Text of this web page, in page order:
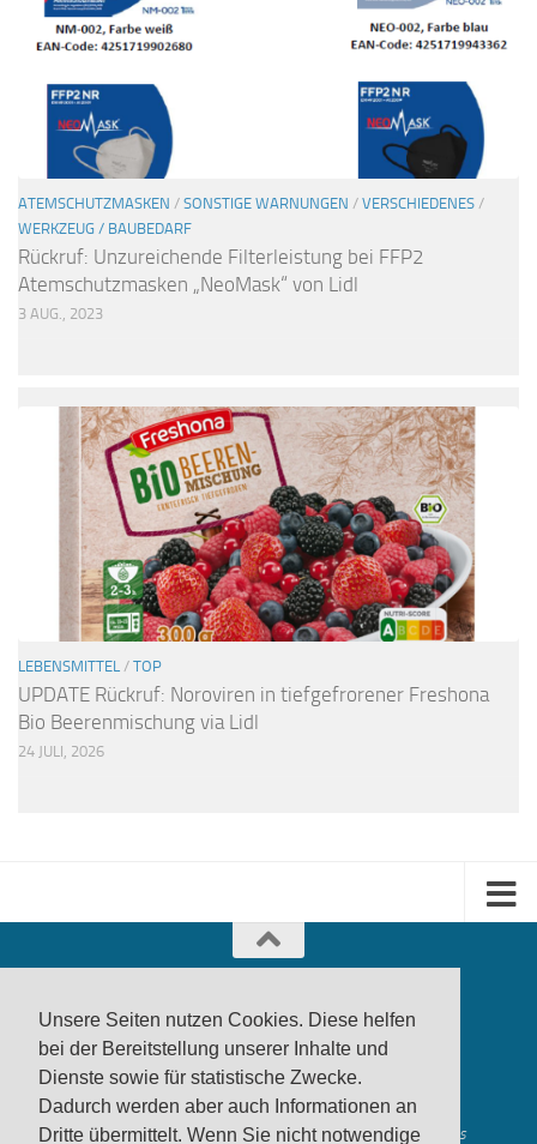
Unsere Seiten nutzen Cookies. Diese helfen
bei der Bereitstellung unserer Inhalte und
Dienste sowie für statistische Zwecke.
Dadurch werden aber auch Informationen an
Dritte übermittelt. Wenn Sie nicht notwendige
ATEMSCHUTZMASKEN / SONSTIGE WARNUNGEN / VERSCHIEDENES /
WERKZEUG / BAUBEDARF
Rückruf: Unzureichende Filterleistung bei FFP2
Atemschutzmasken „NeoMask“ von Lidl
3 AUG., 2023
LEBENSMITTEL / TOP
UPDATE Rückruf: Noroviren in tiefgefrorener Freshona
Bio Beerenmischung via Lidl
24 JULI, 2026
produktwarnung.eu - 2007-2026
Made in Gerstetten |Medienzentrum Gerstetten
Alle genannten Marken, Warenzeichen und Logos innerhalb dieses